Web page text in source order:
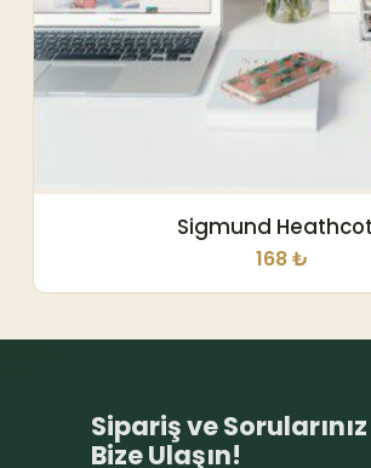
Sigmund
168 ₺
Sipariş ve
Bize Ulaşın!